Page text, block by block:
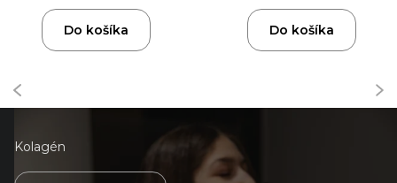
Do košíka Do košíka
Kolagén